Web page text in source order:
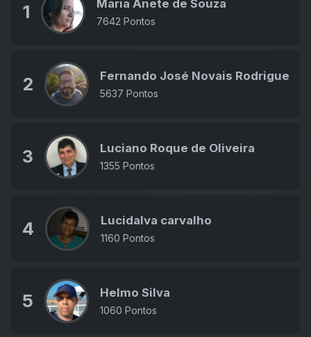
1 Maria Anete de Souza
7642 Pontos
2 Fernando José Novais Rodrigues
5637 Pontos
3 Luciano Roque de Oliveira
1355 Pontos
4 Lucidalva carvalho
1160 Pontos
5 Helmo Silva
1060 Pontos